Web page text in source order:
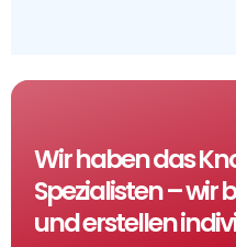
Wir haben das
Spezialisten – wir
und erstellen